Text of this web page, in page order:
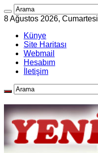
8 Ağustos 2026, Cumartesi
Künye
Site Haritası
Webmail
Hesabım
İletişim